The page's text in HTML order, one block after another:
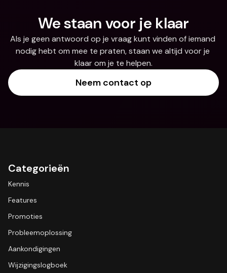
We staan voor je klaar
Als je geen antwoord op je vraag kunt vinden of iemand
nodig hebt om mee te praten, staan we altijd voor je
klaar om je te helpen.
Neem contact op
Categorieën
Kennis
Features
Promoties
Probleemoplossing
Aankondigingen
Wijzigingslogboek